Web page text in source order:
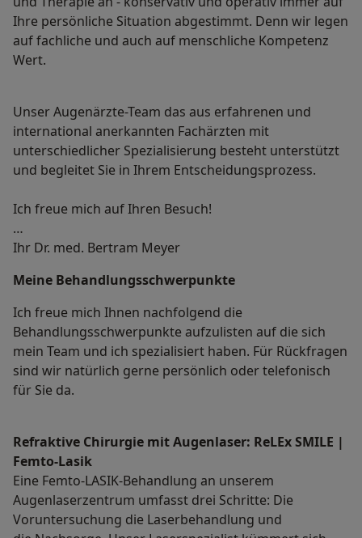
Ihre persönliche Situation abgestimmt. Denn wir legen
auf fachliche und auch auf menschliche Kompetenz
Wert.
Unser Augenärzte-Team das aus erfahrenen und
international anerkannten Fachärzten mit
unterschiedlicher Spezialisierung besteht unterstützt
und begleitet Sie in Ihrem Entscheidungsprozess.
Ich freue mich auf Ihren Besuch!
Ihr Dr. med. Bertram Meyer
Meine Behandlungs­schwerpunkte
Ich freue mich Ihnen nachfolgend die
Behandlungsschwerpunkte aufzulisten auf die sich
mein Team und ich spezialisiert haben. Für Rückfragen
sind wir natürlich gerne persönlich oder telefonisch
für Sie da.
Refraktive Chirurgie mit Augenlaser: ReLEx SMILE |
Femto-Lasik
Eine Femto-LASIK-Behandlung an unserem
Augenlaserzentrum umfasst drei Schritte: Die
Voruntersuchung die Laserbehandlung und